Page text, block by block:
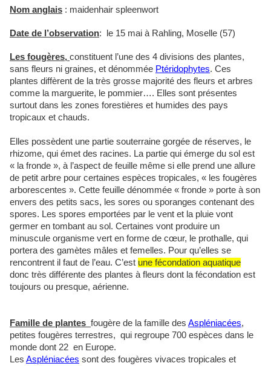
Nom anglais : maidenhair spleenwort
Date de l’observation: le 15 mai à Rahling, Moselle (57)
Les fougères, constituent l’une des 4 divisions des plantes,
sans fleurs ni graines, et dénommée Ptéridophytes. Ces
plantes diffèrent de la très grosse majorité des fleurs et arbres
comme la marguerite, le pommier…. Elles sont présentes
surtout dans les zones forestières et humides des pays
tropicaux et chauds.
Elles possèdent une partie souterraine gorgée de réserves, le
rhizome, qui émet des racines. La partie qui émerge du sol est
« la fronde », à l’aspect de feuille même si elle prend une allure
de petit arbre pour certaines espèces tropicales, « les fougères
arborescentes ». Cette feuille dénommée « fronde » porte à son
envers des petits sacs, les sores ou sporanges contenant des
spores. Les spores emportées par le vent et la pluie vont
germer en tombant au sol. Certaines vont produire un
minuscule organisme vert en forme de cœur, le prothalle, qui
portera des gamètes mâles et femelles. Pour qu’elles se
rencontrent il faut de l’eau. C’est une fécondation aquatique
donc très différente des plantes à fleurs dont la fécondation est
toujours ou presque, aérienne.
Famille de plantes fougère de la famille des Aspléniacées,
petites fougères terrestres, qui regroupe 700 espèces dans le
monde dont 22 en Europe.
Les Aspléniacées sont des fougères vivaces tropicales et